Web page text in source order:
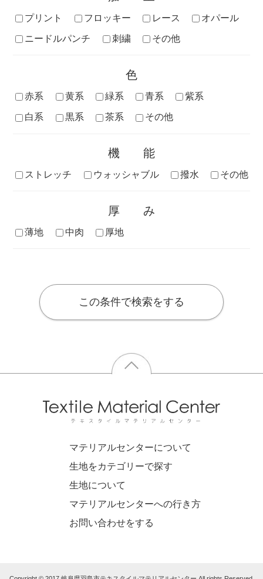
プリント フロッキー レース
オパール
ニードルパンチ
刺繍 その他
色
赤系 黄系 緑系 青系
紫系
白系
黒系 茶系 その他
機能
ストレッチ ウォッシャブル 撥水 その他
厚み
薄地 中肉 厚地
この条件で検索をする
マテリアルセンターについて
生地をカテゴリーで探す
生地について
マテリアルセンターへの行き方
お問い合わせをする